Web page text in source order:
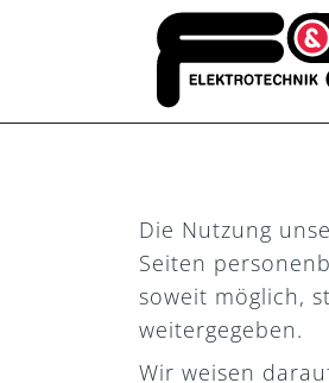
Die Nutzung
Seiten
soweit möglich,
weitergegeben.
Wir weisen